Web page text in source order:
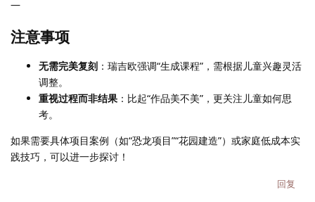
—
注意事项
无需完美复刻 ：瑞吉欧强调“生成课程”，需根据儿童兴趣灵活
调整。
重视过程而非结果 ：比起“作品美不美”，更关注儿童如何思
考。
如果需要具体项目案例（如“恐龙项目”“花园建造”）或家庭低成本实
践技巧，可以进一步探讨！
回复